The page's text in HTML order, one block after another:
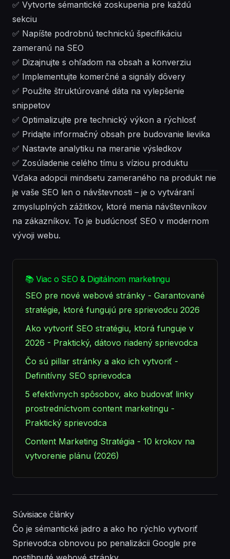
✅ Vytvorte sémantické zoskupenia pre každú
sekciu
✅ Napíšte podrobnú technickú špecifikáciu
zameranú na SEO
✅ Dizajnujte s ohľadom na obsah a konverziu
✅ Implementujte komerčné a signály dôvery
✅ Použite štruktúrované dáta na vylepšenie
snippetov
✅ Optimalizujte pre technický výkon a rýchlosť
✅ Pridajte informačný obsah pre budovanie lievika
✅ Nastavte analytiku na meranie výsledkov
✅ Zosúladenie celého tímu s víziou produktu
Vďaka adopcii mindsetu zameraného na produkt nie
je vaše SEO len o návštevnosti – je o vytváraní
zmysluplných zážitkov, ktoré menia návštevníkov
na zákazníkov. To je budúcnosť SEO v modernom
vývoji webu.
📚 Viac o SEO & Digitálnom marketingu
SEO pre nové webové stránky - Garantované
stratégie, ktoré fungujú pre sprievodcu 2026
Ako vytvoriť SEO stratégiu, ktorá funguje v
2026 - Praktický, dátovo riadený sprievodca
Čo sú pillar stránky a ako ich vytvoriť -
Definitívny SEO sprievodca
5 efektívnych spôsobov, ako budovať linky
prostredníctvom content marketingu -
Praktický sprievodca
Content Marketing Stratégia - 10 krokov na
vytvorenie plánu (2026)
Súvisiace články
Čo je sémantické jadro a ako ho rýchlo vytvoriť
Sprievodca obnovou po penalizácii Google pre